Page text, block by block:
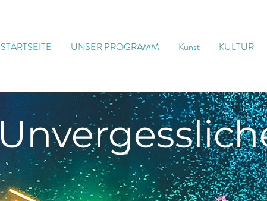
STARTSEITE UNSER PROGRAMM Kunst KULTUR